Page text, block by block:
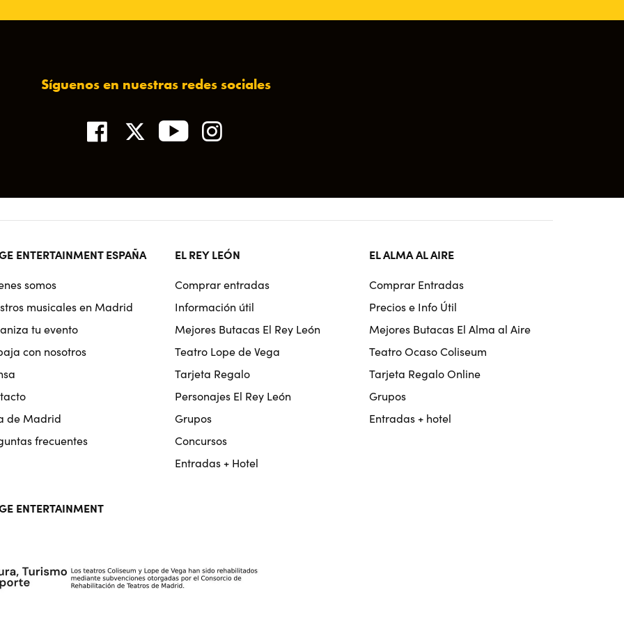
Síguenos en nuestras redes sociales
ENTERTAINMENT ESPAÑA
somos
musicales en Madrid
tu evento
con nosotros
de Madrid
frecuentes
EL REY LEÓN
Comprar entradas
Información útil
Mejores Butacas El Rey León
Teatro Lope de Vega
Tarjeta Regalo
Personajes El Rey León
Grupos
Concursos
Entradas + Hotel
EL ALMA AL AIRE
Comprar Entradas
Precios e Info Útil
Mejores Butacas El Alma al Aire
Teatro Ocaso Coliseum
Tarjeta Regalo Online
Grupos
Entradas + hotel
ENTERTAINMENT